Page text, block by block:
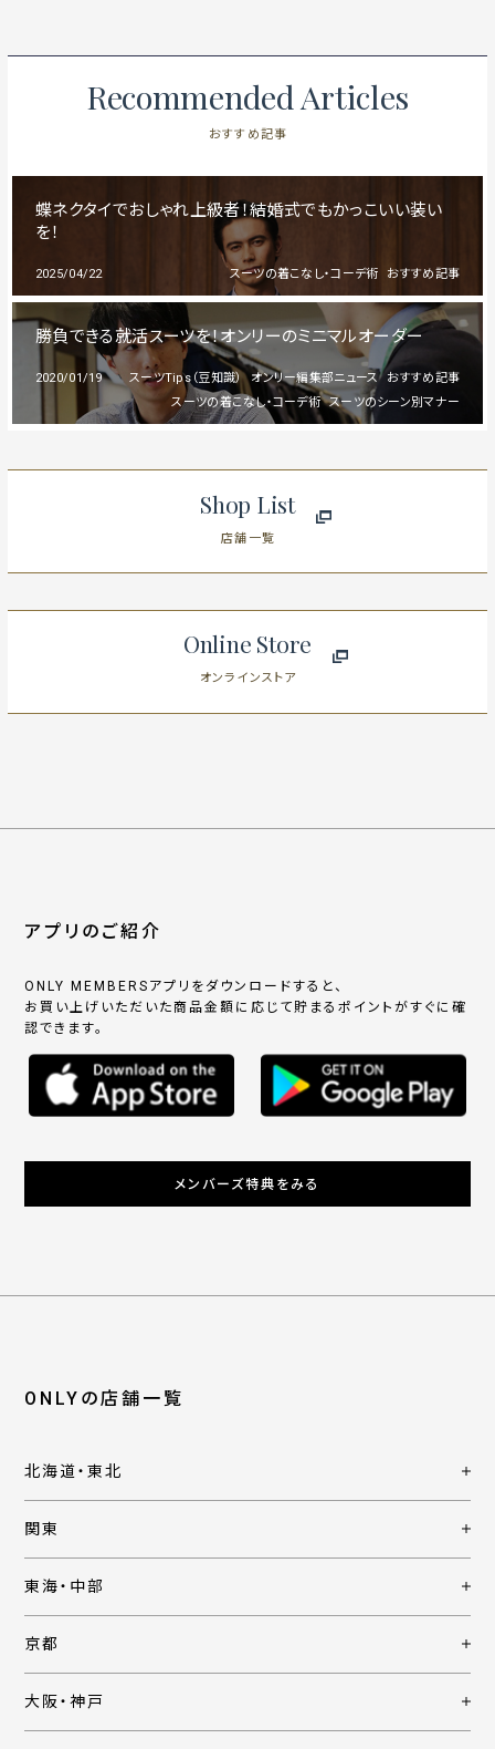
Recommended Articles
おすすめ記事
蝶ネクタイでおしゃれ上級者！結婚式でもかっこいい装い
を！
2025/04/22 おすすめ記事
スーツの着こなし・コーデ術
勝負できる就活スーツを！オンリーのミニマルオーダー
2020/01/19 おすすめ記事
オンリー編集部ニュース
スーツTips（豆知識）
スーツのシーン別マナー
スーツの着こなし・コーデ術
Shop List
店舗一覧
Online Store
オンラインストア
アプリのご紹介
ONLY MEMBERSアプリをダウンロードすると、
お買い上げいただいた商品金額に応じて貯まるポイントがすぐに確
認できます。
メンバーズ特典をみる
ONLYの店舗一覧
北海道・東北
関東
東海・中部
京都
大阪・神戸